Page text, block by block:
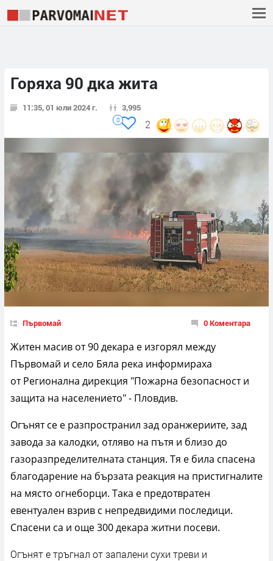
Горяха 90 дка жита
11:35, 01 юли 2024 г. 3,995
2
0
Първомай 0 Коментара
Житен масив от 90 декара е изгорял между
Първомай и село Бяла река информираха
от Регионална дирекция "Пожарна безопасност и
защита на населението" - Пловдив.
Огънят се е разпространил зад оранжериите, зад
завода за калодки, отляво на пътя и близо до
газоразпределителната станция. Тя е била спасена
благодарение на бързата реакция на пристигналите
на място огнеборци. Така е предотвратен
евентуален взрив с непредвидими последици.
Спасени са и още 300 декара житни посеви.
Огънят е тръгнал от запалени сухи треви и